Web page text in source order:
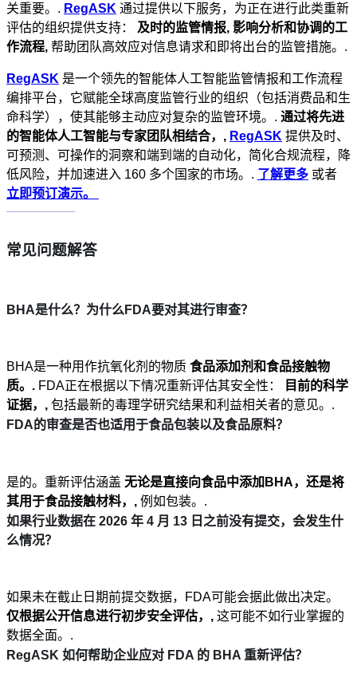
关重要。. RegASK 通过提供以下服务，为正在进行此类重新
评估的组织提供支持： 及时的监管情报, 影响分析和协调的工
作流程, 帮助团队高效应对信息请求和即将出台的监管措施。.
RegASK 是一个领先的智能体人工智能监管情报和工作流程
编排平台，它赋能全球高度监管行业的组织（包括消费品和生
命科学），使其能够主动应对复杂的监管环境。. 通过将先进
的智能体人工智能与专家团队相结合，, RegASK 提供及时、
可预测、可操作的洞察和端到端的自动化，简化合规流程，降
低风险，并加速进入 160 多个国家的市场。. 了解更多 或者
立即预订演示。
常见问题解答
BHA是什么？为什么FDA要对其进行审查？
BHA是一种用作抗氧化剂的物质 食品添加剂和食品接触物
质。. FDA正在根据以下情况重新评估其安全性：
目前的科学
证据，, 包括最新的毒理学研究结果和利益相关者的意见。.
FDA的审查是否也适用于食品包装以及食品原料？
是的。重新评估涵盖 无论是直接向食品中添加BHA，还是将
其用于食品接触材料，, 例如包装。.
如果行业数据在 2026 年 4 月 13 日之前没有提交，会发生什
么情况？
如果未在截止日期前提交数据，FDA可能会据此做出决定。
仅根据公开信息进行初步安全评估，, 这可能不如行业掌握的
数据全面。.
RegASK 如何帮助企业应对 FDA 的 BHA 重新评估？